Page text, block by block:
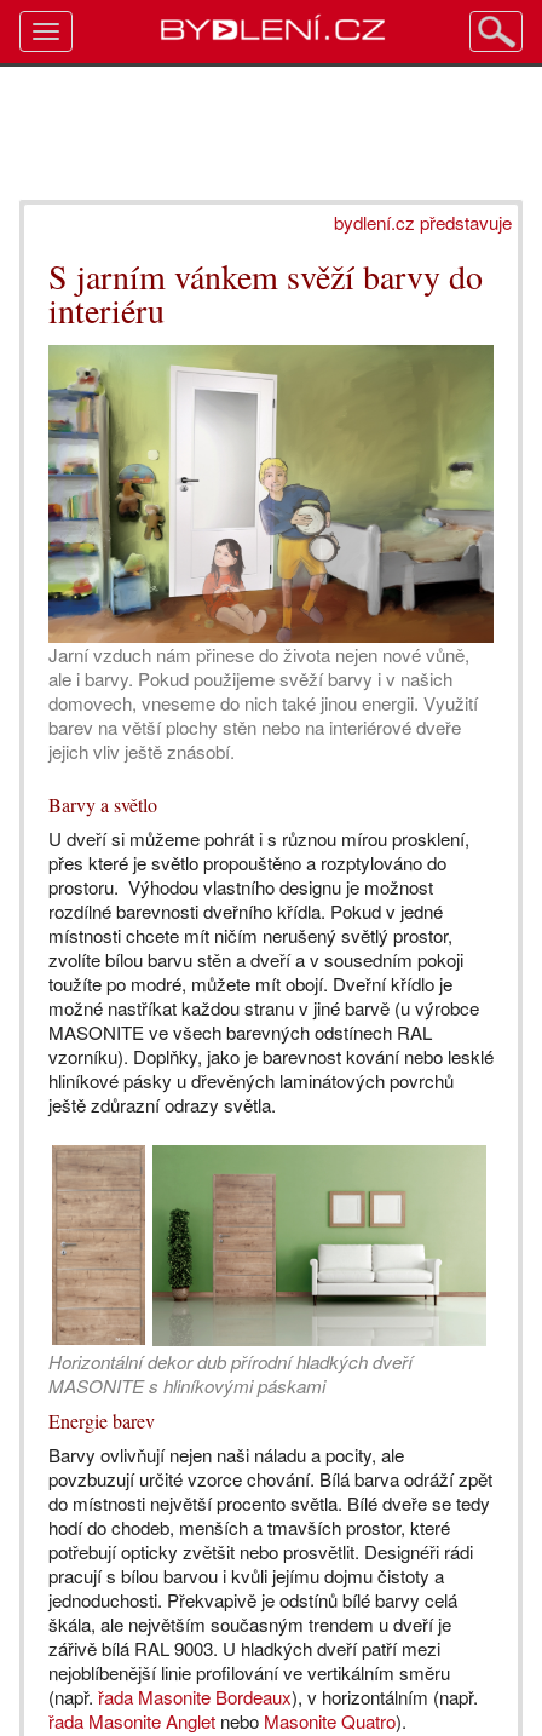
bydlení.cz představuje
S jarním vánkem svěží barvy do
interiéru
Jarní vzduch nám přinese do života nejen nové vůně,
ale i barvy. Pokud použijeme svěží barvy i v našich
domovech, vneseme do nich také jinou energii. Využití
barev na větší plochy stěn nebo na interiérové dveře
jejich vliv ještě znásobí.
Barvy a světlo
U dveří si můžeme pohrát i s různou mírou prosklení,
přes které je světlo propouštěno a rozptylováno do
prostoru. Výhodou vlastního designu je možnost
rozdílné barevnosti dveřního křídla. Pokud v jedné
místnosti chcete mít ničím nerušený světlý prostor,
zvolíte bílou barvu stěn a dveří a v sousedním pokoji
toužíte po modré, můžete mít obojí. Dveřní křídlo je
možné nastříkat každou stranu v jiné barvě (u výrobce
MASONITE ve všech barevných odstínech RAL
vzorníku). Doplňky, jako je barevnost kování nebo lesklé
hliníkové pásky u dřevěných laminátových povrchů
ještě zdůrazní odrazy světla.
Horizontální dekor dub přírodní hladkých dveří
MASONITE s hliníkovými páskami
Energie barev
Barvy ovlivňují nejen naši náladu a pocity, ale
povzbuzují určité vzorce chování. Bílá barva odráží zpět
do místnosti největší procento světla. Bílé dveře se tedy
hodí do chodeb, menších a tmavších prostor, které
potřebují opticky zvětšit nebo prosvětlit. Designéři rádi
pracují s bílou barvou i kvůli jejímu dojmu čistoty a
jednoduchosti. Překvapivě je odstínů bílé barvy celá
škála, ale největším současným trendem u dveří je
zářivě bílá RAL 9003. U hladkých dveří patří mezi
nejoblíbenější linie profilování ve vertikálním směru
(např. řada Masonite Bordeaux), v horizontálním (např.
řada Masonite Anglet nebo Masonite Quatro).
Toggle
navigation